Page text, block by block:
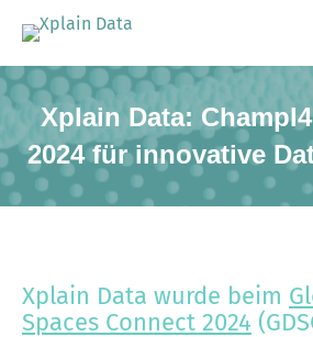
Xplain Data:
2024 für innovative
Xplain Data wurde beim
Spaces Connect 2024